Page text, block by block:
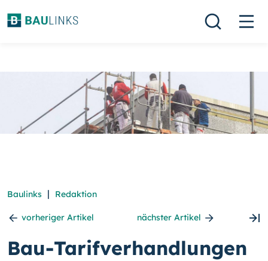
Baulinks | Redaktion
vorheriger Artikel nächster Artikel
Bau-Tarifverhandlungen